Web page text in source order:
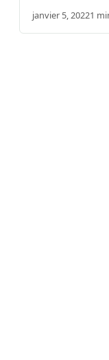
janvier 5, 20221